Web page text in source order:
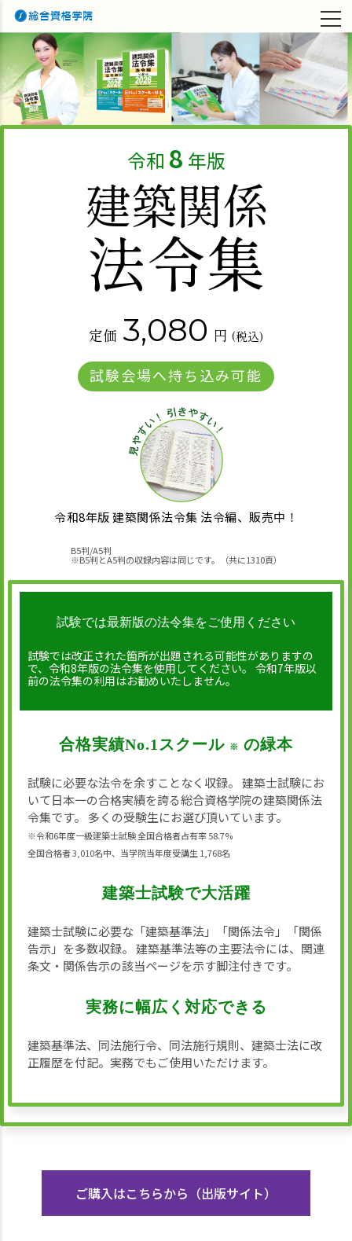
令和 8 年版
建築関係
法令集
定価 3,080 円 (税込)
試験会場へ持ち込み可能
令和8年版 建築関係法令集 法令編、販売中！
B5判/A5判
※B5判とA5判の収録内容は同じです。（共に1310頁）
試験では最新版の法令集をご使用ください
試験では改正された箇所が出題される可能性がありますの
で、令和8年版の法令集を使用してください。 令和7年版以
前の法令集の利用はお勧めいたしません。
合格実績No.1スクール ※ の緑本
試験に必要な法令を余すことなく収録。 建築士試験にお
いて日本一の合格実績を誇る総合資格学院の建築関係法
令集です。 多くの受験生にお選び頂いています。
※令和6年度一級建築士試験 全国合格者占有率 58.7%
全国合格者 3,010名中、当学院当年度受講生 1,768名
建築士試験で大活躍
建築士試験に必要な「建築基準法」「関係法令」「関係
告示」を多数収録。 建築基準法等の主要法令には、関連
条文・関係告示の該当ページを示す脚注付きです。
実務に幅広く対応できる
建築基準法、同法施行令、同法施行規則、建築士法に改
正履歴を付記。実務でもご使用いただけます。
TOP >学習支援サービス
ご購入はこちらから（出版サイト）